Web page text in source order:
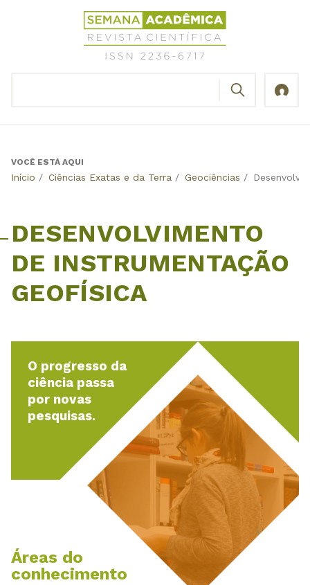
Revista
Científica
Semana
Back
VOCÊ ESTÁ AQUI
Início / Ciências Exatas e da Terra / Geociências /
DESENVOLVIMENTO
DE INSTRUMENTAÇÃO
GEOFÍSICA
O progresso da
ciência passa
por novas
pesquisas.
Áreas do
conhecimento